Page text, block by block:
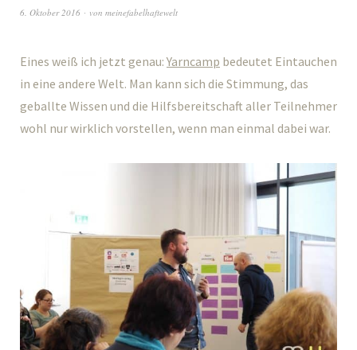
6. Oktober 2016 von meinefabelhaftewelt
Eines weiß ich jetzt genau: Yarncamp bedeutet Eintauchen
in eine andere Welt. Man kann sich die Stimmung, das
geballte Wissen und die Hilfsbereitschaft aller Teilnehmer
wohl nur wirklich vorstellen, wenn man einmal dabei war.